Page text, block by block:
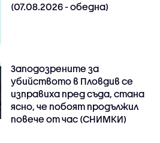
(07.08.2026 - обедна)
Заподозрените за
убийството в Пловдив се
изправиха пред съда, стана
ясно, че побоят продължил
повече от час (СНИМКИ)